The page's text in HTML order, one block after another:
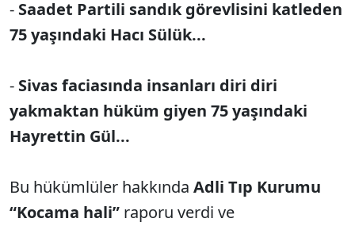
- Saadet Partili sandık görevlisini katleden
75 yaşındaki Hacı Sülük...
- Sivas faciasında insanları diri diri
yakmaktan hüküm giyen 75 yaşındaki
Hayrettin Gül...
Bu hükümlüler hakkında Adli Tıp Kurumu
“Kocama hali” raporu verdi ve